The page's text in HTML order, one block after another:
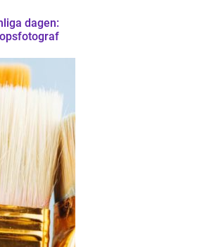
dagen: